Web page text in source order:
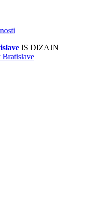
IS DIZAJN